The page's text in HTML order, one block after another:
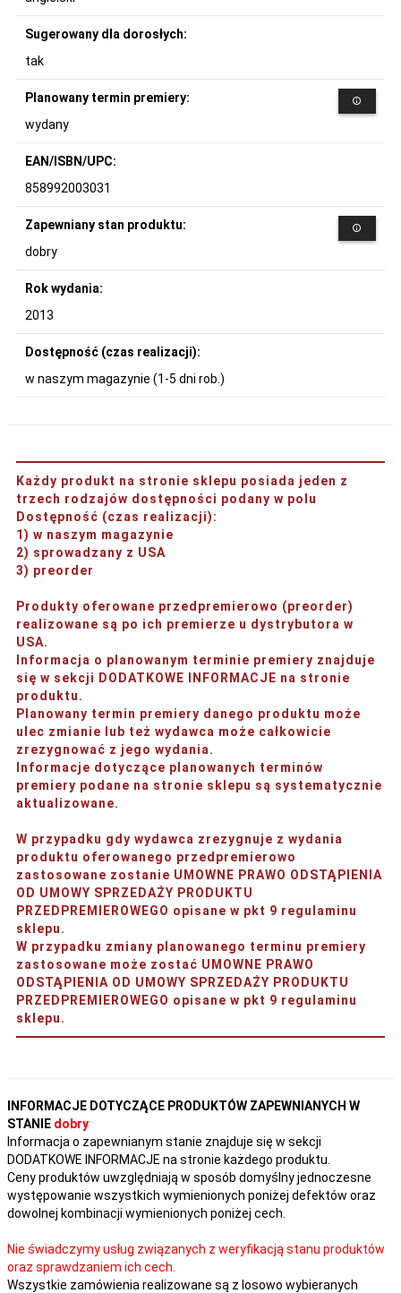
Sugerowany dla dorosłych:
tak
Planowany termin premiery:
wydany
EAN/ISBN/UPC:
858992003031
Zapewniany stan produktu:
dobry
Rok wydania:
2013
Dostępność (czas realizacji):
w naszym magazynie (1-5 dni rob.)
Każdy produkt na stronie sklepu posiada jeden z
trzech rodzajów dostępności podany w polu
Dostępność (czas realizacji):
1) w naszym magazynie
2) sprowadzany z USA
3) preorder
Produkty oferowane przedpremierowo (preorder)
realizowane są po ich premierze u dystrybutora w
USA.
Informacja o planowanym terminie premiery znajduje
się w sekcji DODATKOWE INFORMACJE na stronie
produktu.
Planowany termin premiery danego produktu może
ulec zmianie lub też wydawca może całkowicie
zrezygnować z jego wydania.
Informacje dotyczące planowanych terminów
premiery podane na stronie sklepu są systematycznie
aktualizowane.
W przypadku gdy wydawca zrezygnuje z wydania
produktu oferowanego przedpremierowo
zastosowane zostanie UMOWNE PRAWO ODSTĄPIENIA
OD UMOWY SPRZEDAŻY PRODUKTU
PRZEDPREMIEROWEGO opisane w pkt 9 regulaminu
sklepu.
W przypadku zmiany planowanego terminu premiery
zastosowane może zostać UMOWNE PRAWO
ODSTĄPIENIA OD UMOWY SPRZEDAŻY PRODUKTU
PRZEDPREMIEROWEGO opisane w pkt 9 regulaminu
sklepu.
INFORMACJE DOTYCZĄCE PRODUKTÓW ZAPEWNIANYCH W
STANIE dobry
Informacja o zapewnianym stanie znajduje się w sekcji
DODATKOWE INFORMACJE na stronie każdego produktu.
Ceny produktów uwzględniają w sposób domyślny jednoczesne
występowanie wszystkich wymienionych poniżej defektów oraz
dowolnej kombinacji wymienionych poniżej cech.
Nie świadczymy usług związanych z weryfikacją stanu produktów
oraz sprawdzaniem ich cech.
Wszystkie zamówienia realizowane są z losowo wybieranych